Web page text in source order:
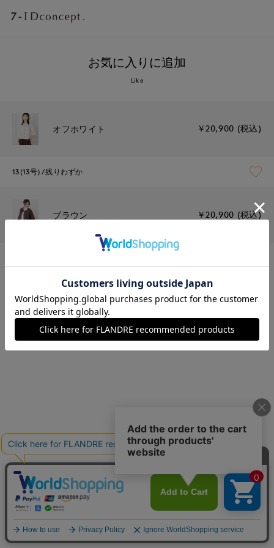
お気に入りに追加
Like
オフホワイト ￥20,900 (税込)
13(13号) 残りわずか
ブラウン ￥20,900 (税込)